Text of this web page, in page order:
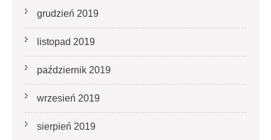
grudzień 2019
listopad 2019
październik 2019
wrzesień 2019
sierpień 2019